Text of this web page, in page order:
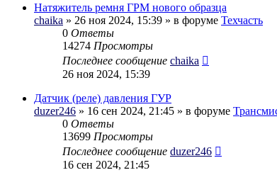
Натяжитель ремня ГРМ нового образца
chaika » 26 ноя 2024, 15:39 » в форуме Техчасть
0 Ответы
14274 Просмотры
Последнее сообщение chaika
26 ноя 2024, 15:39
Датчик (реле) давления ГУР
duzer246 » 16 сен 2024, 21:45 » в форуме
0 Ответы
13699 Просмотры
Последнее сообщение duzer246
16 сен 2024, 21:45